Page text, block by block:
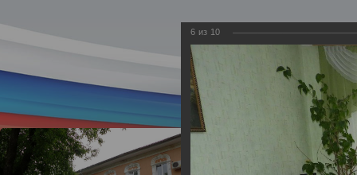
Департамент
6 из 10